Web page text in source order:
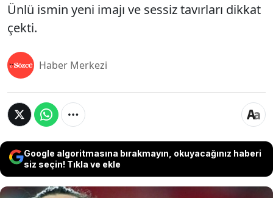
Ünlü ismin yeni imajı ve sessiz tavırları dikkat
çekti.
Haber Merkezi
Google algoritmasına bırakmayın, okuyacağınız haberi
siz seçin! Tıkla ve ekle